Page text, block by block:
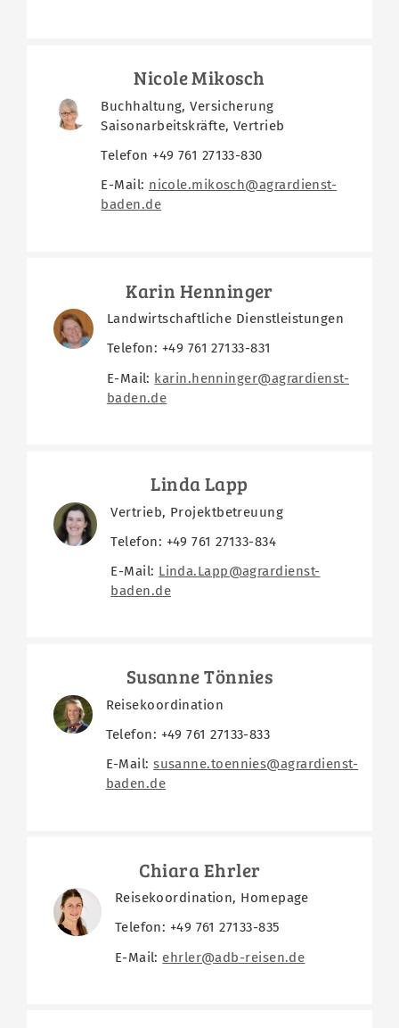
Nicole Mikosch
Buchhaltung, Versicherung
Saisonarbeitskräfte, Vertrieb
Telefon +49 761 27133-830
E-Mail: nicole.mikosch@agrardienst-
baden.de
Karin Henninger
Landwirtschaftliche Dienstleistungen
Telefon: +49 761 27133-831
E-Mail: karin.henninger@agrardienst-
baden.de
Linda Lapp
Vertrieb, Projektbetreuung
Telefon: +49 761 27133-834
E-Mail: Linda.Lapp@agrardienst-
baden.de
Susanne Tönnies
Reisekoordination
Telefon: +49 761 27133-833
E-Mail:susanne.toennies@agrardienst-
baden.de
Chiara Ehrler
Reisekoordination, Homepage
Telefon: +49 761 27133-835
E-Mail: ehrler@adb-reisen.de